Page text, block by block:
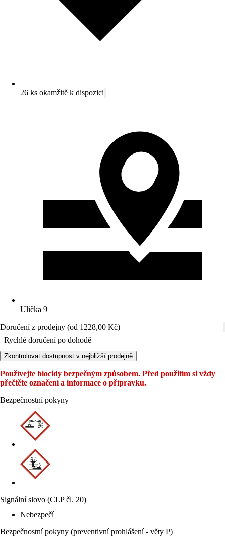
26 ks okamžitě k dispozici
Ulička 9
Doručení z prodejny (od 1228,00 Kč)
Rychlé doručení po dohodě
Zkontrolovat dostupnost v nejbližší prodejně
Používejte biocidy bezpečným způsobem. Před použitím si vždy
přečtěte označení a informace o přípravku.
Bezpečnostní pokyny
Signální slovo (CLP čl. 20)
Nebezpečí
Bezpečnostní pokyny (preventivní prohlášení - věty P)